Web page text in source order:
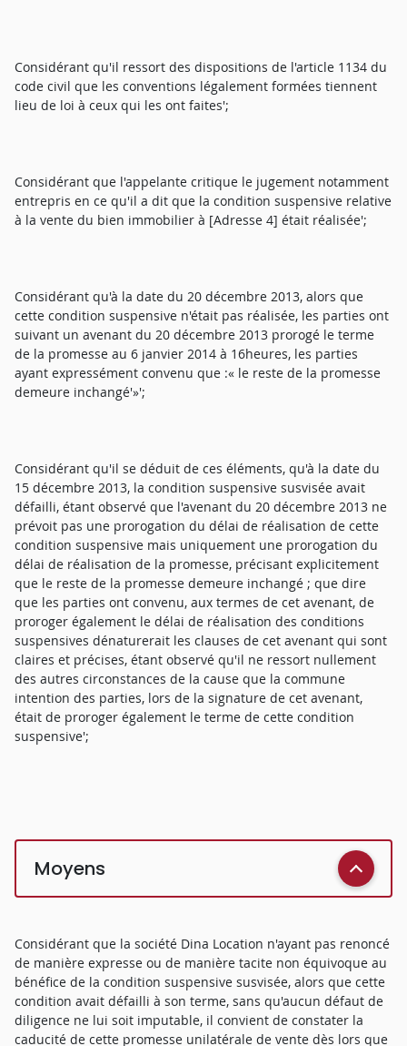
Considérant qu'il ressort des dispositions de l'article 1134 du
code civil que les conventions légalement formées tiennent
lieu de loi à ceux qui les ont faites';
Considérant que l'appelante critique le jugement notamment
entrepris en ce qu'il a dit que la condition suspensive relative
à la vente du bien immobilier à [Adresse 4] était réalisée';
Considérant qu'à la date du 20 décembre 2013, alors que
cette condition suspensive n'était pas réalisée, les parties ont
suivant un avenant du 20 décembre 2013 prorogé le terme
de la promesse au 6 janvier 2014 à 16heures, les parties
ayant expressément convenu que :« le reste de la promesse
demeure inchangé'»';
Considérant qu'il se déduit de ces éléments, qu'à la date du
15 décembre 2013, la condition suspensive susvisée avait
défailli, étant observé que l'avenant du 20 décembre 2013 ne
prévoit pas une prorogation du délai de réalisation de cette
condition suspensive mais uniquement une prorogation du
délai de réalisation de la promesse, précisant explicitement
que le reste de la promesse demeure inchangé ; que dire
que les parties ont convenu, aux termes de cet avenant, de
proroger également le délai de réalisation des conditions
suspensives dénaturerait les clauses de cet avenant qui sont
claires et précises, étant observé qu'il ne ressort nullement
des autres circonstances de la cause que la commune
intention des parties, lors de la signature de cet avenant,
était de proroger également le terme de cette condition
suspensive';
Moyens
Considérant que la société Dina Location n'ayant pas renoncé
de manière expresse ou de manière tacite non équivoque au
bénéfice de la condition suspensive susvisée, alors que cette
condition avait défailli à son terme, sans qu'aucun défaut de
diligence ne lui soit imputable, il convient de constater la
caducité de cette promesse unilatérale de vente dès lors que